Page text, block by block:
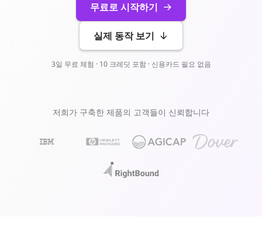
무료로 시작하기
실제 동작 보기
3일 무료 체험 · 10 크레딧 포함 · 신용카드 필요 없음
저희가 구축한 제품의 고객들이 신뢰합니다